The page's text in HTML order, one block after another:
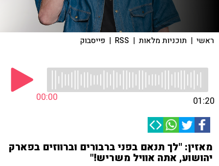
ראשי | תוכניות מלאות |
RSS
| פייסבוק
00:00 01:20
מאזין: "לך תנאם בפני ברבורים וברווזים בפארק
יהושוע, אתה אוויל משריש!"